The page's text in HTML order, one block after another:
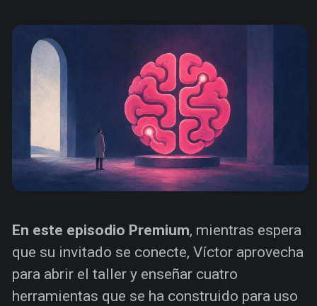
En este episodio Premium, mientras espera
que su invitado se conecte, Víctor aprovecha
para abrir el taller y enseñar cuatro
herramientas que se ha construido para uso